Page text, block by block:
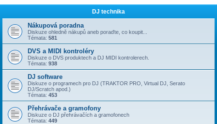
DJ technika
Nákupová poradna
Diskuze ohledně nákupů aneb poraďte, co koupit...
Témata: 581
DVS a MIDI kontroléry
Diskuze o DVS produktech a DJ MIDI kontrolerech.
Témata: 938
DJ software
Diskuze o programech pro DJ (TRAKTOR PRO, Virtual DJ, Serato
DJ/Scratch apod.)
Témata: 453
Přehrávače a gramofony
Diskuze o DJ přehrávačích a gramofonech
Témata: 449